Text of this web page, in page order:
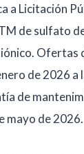
a Licitación
de sulfato
Ofertas
de 2026 a
de
mayo de 2026.